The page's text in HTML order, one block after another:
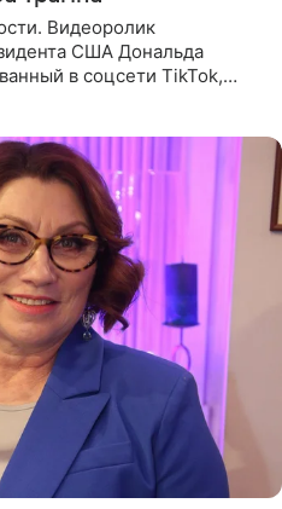
Видеоролик
США Дональда
в соцсети TikTok,